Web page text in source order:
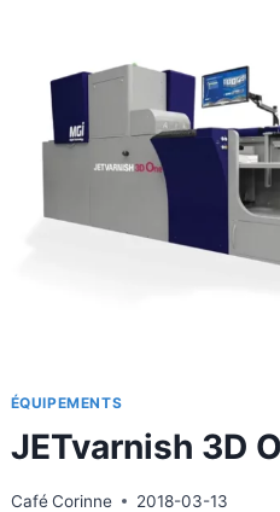
ÉQUIPEMENTS
JETvarnish 3D
Café Corinne 2018-03-13